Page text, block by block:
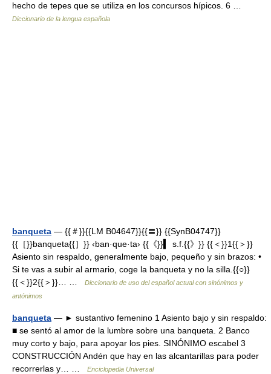
hecho de tepes que se utiliza en los concursos hípicos. 6 …
Diccionario de la lengua española
banqueta — {{＃}}{{LM B04647}}{{〓}} {{SynB04747}}
{{［}}banqueta{{］}} ‹ban·que·ta› {{《}}▍ s.f.{{》}} {{＜}}1{{＞}}
Asiento sin respaldo, generalmente bajo, pequeño y sin brazos: •
Si te vas a subir al armario, coge la banqueta y no la silla.{{○}}
{{＜}}2{{＞}}… …
Diccionario de uso del español actual con sinónimos y
antónimos
banqueta — ► sustantivo femenino 1 Asiento bajo y sin respaldo:
■ se sentó al amor de la lumbre sobre una banqueta. 2 Banco
muy corto y bajo, para apoyar los pies. SINÓNIMO escabel 3
CONSTRUCCIÓN Andén que hay en las alcantarillas para poder
recorrerlas y… …
Enciclopedia Universal